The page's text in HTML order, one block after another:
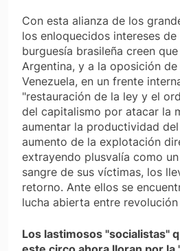
Con esta alianza de los
los enloquecidos intereses de
burguesía brasileña creen
Argentina, y a la oposición
Venezuela, en un frente
"restauración de la ley y el
del capitalismo por atacar la
aumentar la productividad
aumento de la explotación
extrayendo plusvalía como
sangre de sus víctimas, los
retorno. Ante ellos se
lucha abierta entre
Los lastimosos "socialistas"